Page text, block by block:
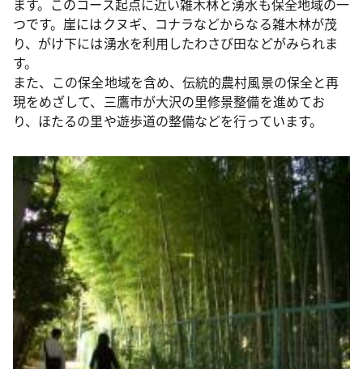
ます。このコース起点に近い雑木林と湧水も保全地域の一
つです。崖にはクヌギ、コナラなどからなる雑木林が茂
り、がけ下には湧水を利用したわさび田などがみられま
す。
また、この保全地域を含め、伝統的農村風景の保全と再
現をめざして、三鷹市が大沢の里修景整備を進めてお
り、ほたるの里や遊歩道の整備などを行っています。